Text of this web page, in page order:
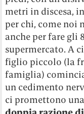
metri in discesa,
per chi, come noi
anche per fare gli
supermercato. A
figlio piccolo (la
famiglia)
un cedimento
ci promettono